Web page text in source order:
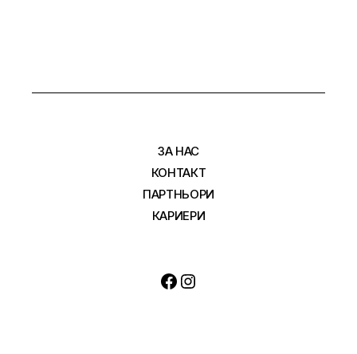
ЗА НАС
КОНТАКТ
ПАРТНЬОРИ
КАРИЕРИ